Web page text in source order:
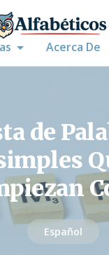
Acerca De
de
Español